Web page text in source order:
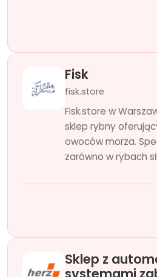
Fisk
fisk.store
Fisk.store w
sklep rybny
owoców morza.
zarówno w rybach
Sklep z